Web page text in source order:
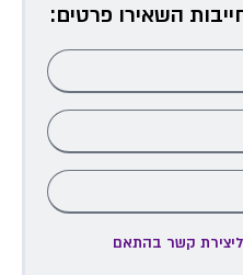
השאירו פרטים:
קשר בהתאם